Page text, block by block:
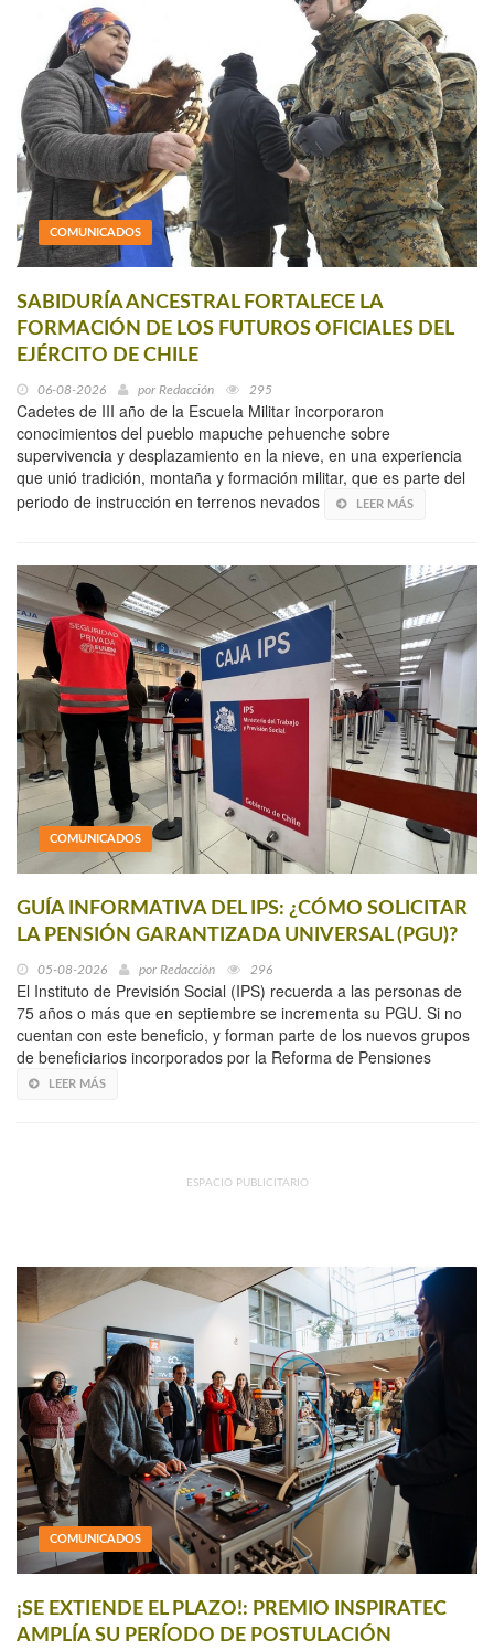
COMUNICADOS
SABIDURÍA ANCESTRAL FORTALECE LA
FORMACIÓN DE LOS FUTUROS OFICIALES DEL
EJÉRCITO DE CHILE
06-08-2026 por Redacción 295
Cadetes de III año de la Escuela Militar incorporaron
conocimientos del pueblo mapuche pehuenche sobre
supervivencia y desplazamiento en la nieve, en una experiencia
que unió tradición, montaña y formación militar, que es parte del
periodo de instrucción en terrenos nevados
LEER MÁS
COMUNICADOS
GUÍA INFORMATIVA DEL IPS: ¿CÓMO SOLICITAR
LA PENSIÓN GARANTIZADA UNIVERSAL (PGU)?
05-08-2026 por Redacción 296
El Instituto de Previsión Social (IPS) recuerda a las personas de
75 años o más que en septiembre se incrementa su PGU. Si no
cuentan con este beneficio, y forman parte de los nuevos grupos
de beneficiarios incorporados por la Reforma de Pensiones
LEER MÁS
ESPACIO PUBLICITARIO
COMUNICADOS
¡SE EXTIENDE EL PLAZO!: PREMIO INSPIRATEC
AMPLÍA SU PERÍODO DE POSTULACIÓN